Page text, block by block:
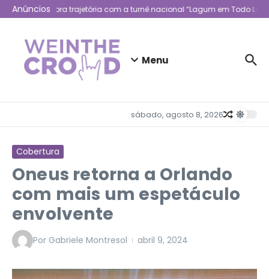
Ir para o conteúdo
Anúncios
Lagum celebra trajetória com a turnê nacional “Lagum em Todo Lugar”
Menu
sábado, agosto 8, 2026
Cobertura
Oneus retorna a Orlando
com mais um espetáculo
envolvente
Por Gabriele Montresol abril 9, 2024